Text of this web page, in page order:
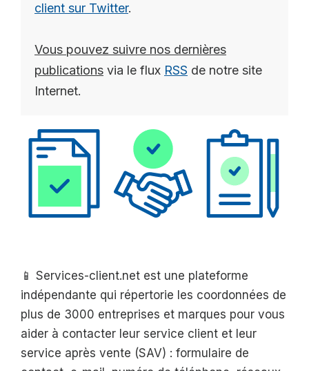
client sur Twitter.
Vous pouvez suivre nos dernières
publications via le flux RSS de notre site
Internet.
📱 Services-client.net est une plateforme
indépendante qui répertorie les coordonnées de
plus de 3000 entreprises et marques pour vous
aider à contacter leur service client et leur
service après vente (SAV) : formulaire de